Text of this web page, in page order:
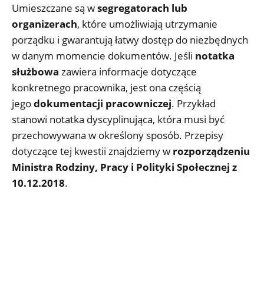
Umieszczane są wsegregatorach lub
organizerach, które umożliwiają utrzymanie
porządku i gwarantują łatwy dostęp do niezbędnych
w danym momencie dokumentów. Jeśli notatka
służbowa zawiera informacje dotyczące
konkretnego pracownika, jest ona częścią
jegodokumentacji pracowniczej. Przykład
stanowi notatka dyscyplinująca, która musi być
przechowywana w określony sposób. Przepisy
dotyczące tej kwestii znajdziemy w rozporządzeniu
Ministra Rodziny, Pracy i Polityki Społecznej z
10.12.2018.